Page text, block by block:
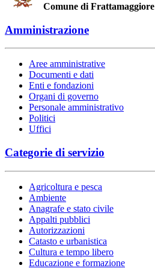
Comune di Frattamaggiore
Amministrazione
Aree amministrative
Documenti e dati
Enti e fondazioni
Organi di governo
Personale amministrativo
Politici
Uffici
Categorie di servizio
Agricoltura e pesca
Ambiente
Anagrafe e stato civile
Appalti pubblici
Autorizzazioni
Catasto e urbanistica
Cultura e tempo libero
Educazione e formazione